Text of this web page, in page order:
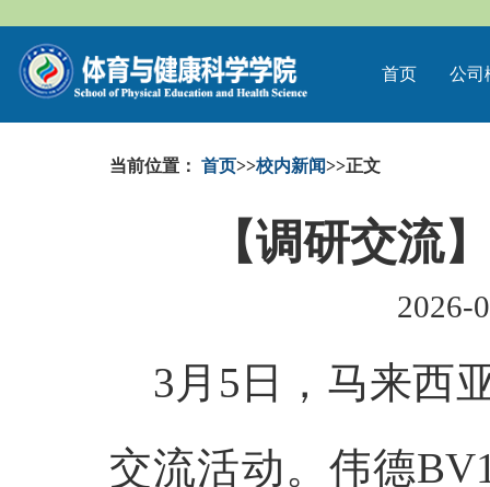
首页 公司
当前位置： 首页>>校内新闻>>正文
【调研交流
2026-
3月5日，马来西
交流活动。伟德